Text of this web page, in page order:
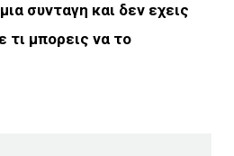
συνταγη και δεν εχεις
τι μπορεις να το